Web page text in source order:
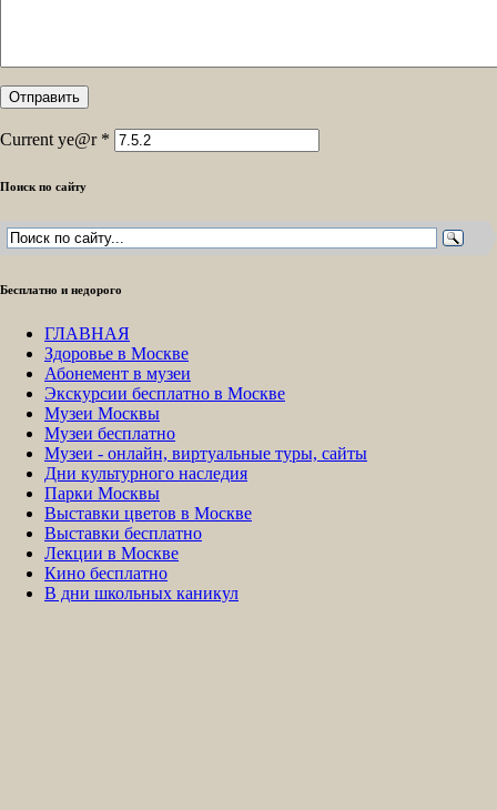
Current ye@r *
Поиск по сайту
Бесплатно и недорого
ГЛАВНАЯ
Здоровье в Москве
Абонемент в музеи
Экскурсии бесплатно в Москве
Музеи Москвы
Музеи бесплатно
Музеи - онлайн, виртуальные туры, сайты
Дни культурного наследия
Парки Москвы
Выставки цветов в Москве
Выставки бесплатно
Лекции в Москве
Кино бесплатно
В дни школьных каникул